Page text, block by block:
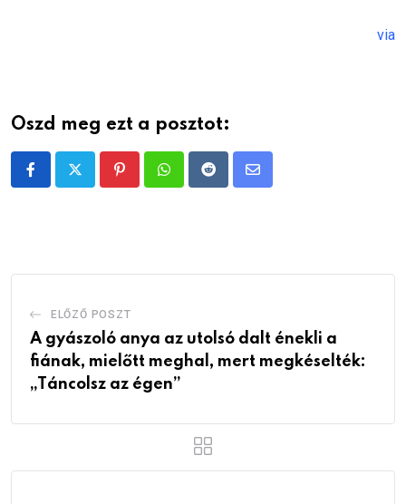
via
Oszd meg ezt a posztot:
PinterestWhatsappRedditShare
ELŐZŐ POSZT
A gyászoló anya az utolsó dalt énekli a
fiának, mielőtt meghal, mert megkéselték:
„Táncolsz az égen”